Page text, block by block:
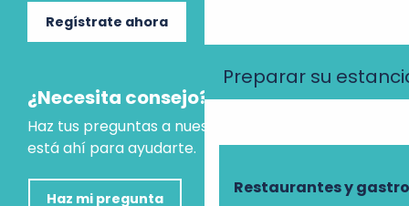
Preparar su
Restaurantes y
Regístrate ahora
¿Necesita consejo?
Haz tus preguntas a nuestro asistente virtual, que
está ahí para ayudarte.
Haz mi pregunta